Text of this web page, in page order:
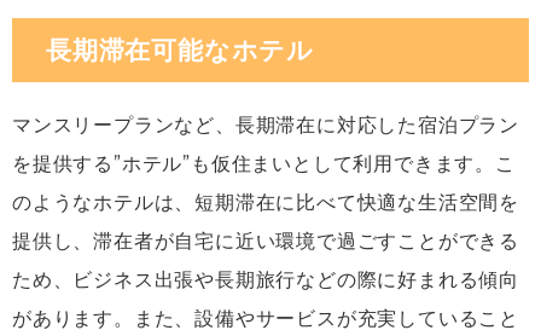
長期滞在可能なホテル
マンスリープランなど、長期滞在に対応した宿泊プラン
を提供する”ホテル”も仮住まいとして利用できます。こ
のようなホテルは、短期滞在に比べて快適な生活空間を
提供し、滞在者が自宅に近い環境で過ごすことができる
ため、ビジネス出張や長期旅行などの際に好まれる傾向
があります。また、設備やサービスが充実していること